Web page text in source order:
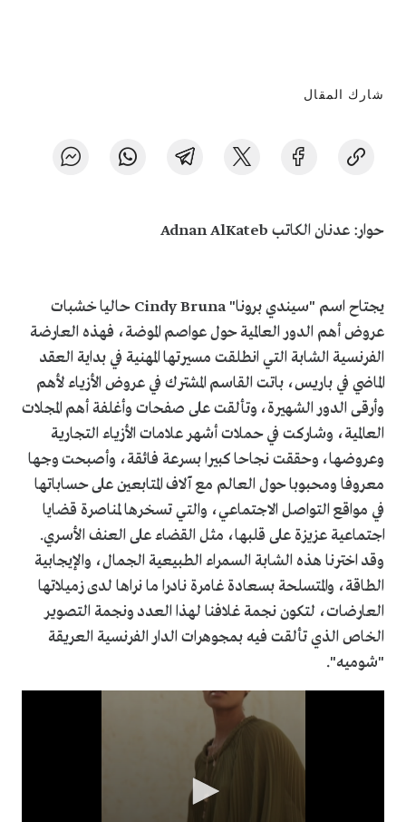
شارك المقال
حوار: عدنان الكاتبAdnan AlKateb
يجتاح اسم "سيندي برونا"Cindy Brunaحاليا خشبات
عروض أهم الدور العالمية حول عواصم الموضة، فهذه العارضة
الفرنسية الشابة التي انطلقت مسيرتها المهنية في بداية العقد
الماضي في باريس، باتت القاسم المشترك في عروض الأزياء لأهم
وأرقى الدور الشهيرة، وتألقت على صفحات وأغلفة أهم المجلات
العالمية، وشاركت في حملات أشهر علامات الأزياء التجارية
وعروضها، وحققت نجاحا كبيرا بسرعة فائقة، وأصبحت وجها
معروفا ومحبوبا حول العالم مع آلاف المتابعين على حساباتها
في مواقع التواصل الاجتماعي، والتي تسخرها لمناصرة قضايا
اجتماعية عزيزة على قلبها، مثل القضاء على العنف الأسري.
وقد اخترنا هذه الشابة السمراء الطبيعية الجمال، والإيجابية
الطاقة، والمتسلحة بسعادة غامرة نادرا ما نراها لدى زميلاتها
العارضات، لتكون نجمة غلافنا لهذا العدد ونجمة التصوير
الخاص الذي تألقت فيه بمجوهرات الدار الفرنسية العريقة
"شوميه".